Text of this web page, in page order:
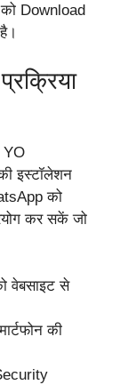
Download
YO
इस्टॉलेशन
को
कर सकें जो
वेबसाइट से
की